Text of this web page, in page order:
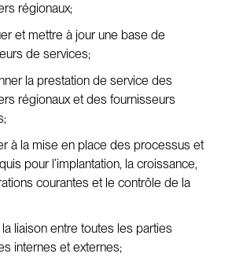
régionaux;
et mettre à jour une base de
de services;
la prestation de service des
régionaux et des fournisseurs
à la mise en place des processus et
pour l’implantation, la croissance,
courantes et le contrôle de la
liaison entre toutes les parties
internes et externes;